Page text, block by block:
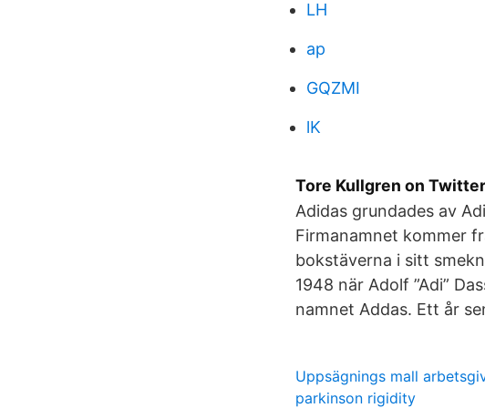
LH
ap
GQZMI
lK
Tore Kullgren on
Adidas grundades av
Firmanamnet kommer
bokstäverna i sitt
1948 när Adolf ”Adi”
namnet Addas. Ett år
Uppsägnings mall
parkinson rigidity